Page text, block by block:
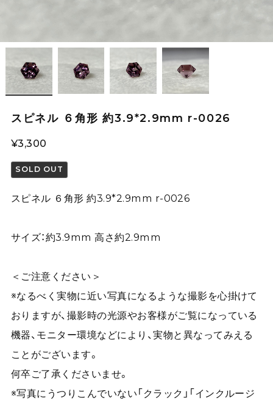
スピネル ６角形 約3.9*2.9mm r-0026
¥3,300
SOLD OUT
スピネル ６角形 約3.9*2.9mm r-0026
サイズ：約3.9mm 高さ約2.9mm
＜ご注意ください＞
※なるべく実物に近い写真になるような撮影を心掛けて
おりますが、撮影時の光源やお客様がご覧になっている
機器、モニター環境などにより、実物と異なってみえる
ことがございます。
何卒ご了承くださいませ。
※写真にうつりこんでいない「クラック」「インクルージ